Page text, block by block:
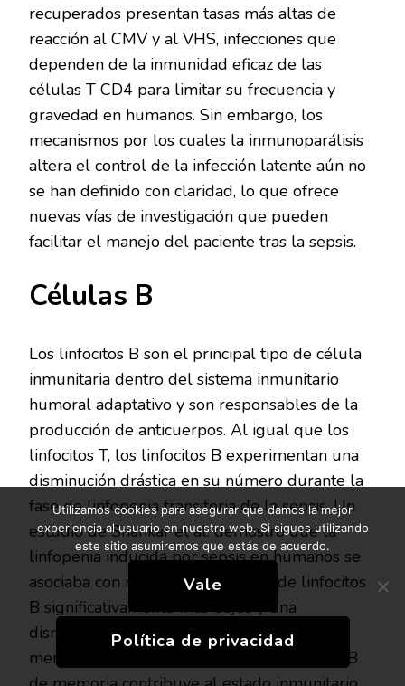
recuperados presentan tasas más altas de
reacción al CMV y al VHS, infecciones que
dependen de la inmunidad eficaz de las
células T CD4 para limitar su frecuencia y
gravedad en humanos. Sin embargo, los
mecanismos por los cuales la inmunoparálisis
altera el control de la infección latente aún no
se han definido con claridad, lo que ofrece
nuevas vías de investigación que pueden
facilitar el manejo del paciente tras la sepsis.
Células B
Los linfocitos B son el principal tipo de célula
inmunitaria dentro del sistema inmunitario
humoral adaptativo y son responsables de la
producción de anticuerpos. Al igual que los
linfocitos T, los linfocitos B experimentan una
disminución drástica en su número durante la
fase de linfopenia transitoria de la sepsis. Un
estudio de Shankar et al. demostró que la
linfopenia inducida por sepsis en humanos se
asociaba con recuentos absolutos de linfocitos
B significativamente más bajos y una
disminución selectiva de los linfocitos B de
memoria. Esta disminución de los linfocitos B
Utilizamos cookies para asegurar que damos la mejor
experiencia al usuario en nuestra web. Si sigues utilizando
este sitio asumiremos que estás de acuerdo.
Vale
Política de privacidad